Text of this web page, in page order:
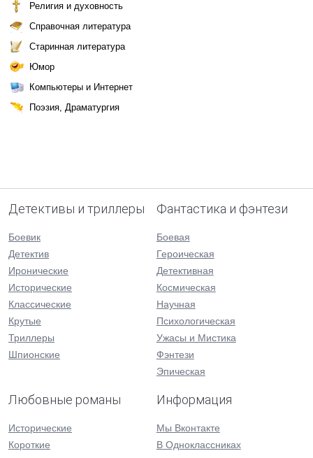
Религия и духовность
Справочная литература
Старинная литература
Юмор
Компьютеры и Интернет
Поэзия, Драматургия
Детективы и триллеры
Боевик
Детектив
Иронические
Исторические
Классические
Крутые
Триллеры
Шпионские
Фантастика и фэнтези
Боевая
Героическая
Детективная
Космическая
Научная
Психологическая
Ужасы и Мистика
Фэнтези
Эпическая
Любовные романы
Исторические
Короткие
Информация
Мы Вконтакте
В Одноклассниках